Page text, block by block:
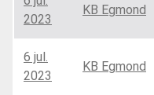
2023
KB Egmond
6 jul.
2023
KB Egmond